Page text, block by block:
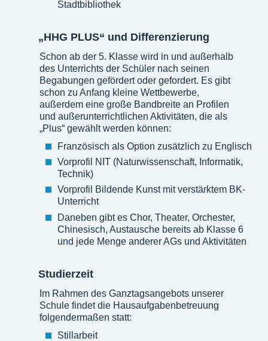
Stadtbibliothek
„HHG PLUS“ und Differenzierung
Schon ab der 5. Klasse wird in und außerhalb
des Unterrichts der Schüler nach seinen
Begabungen gefördert oder gefordert. Es gibt
schon zu Anfang kleine Wettbewerbe,
außerdem eine große Bandbreite an Profilen
und außerunterrichtlichen Aktivitäten, die als
„Plus“ gewählt werden können:
Französisch als Option zusätzlich zu Englisch
Vorprofil NIT (Naturwissenschaft, Informatik,
Technik)
Vorprofil Bildende Kunst mit verstärktem BK-
Unterricht
Daneben gibt es Chor, Theater, Orchester,
Chinesisch, Austausche bereits ab Klasse 6
und jede Menge anderer AGs und Aktivitäten
Studierzeit
Im Rahmen des Ganztagsangebots unserer
Schule findet die Hausaufgabenbetreuung
folgendermaßen statt:
Stillarbeit